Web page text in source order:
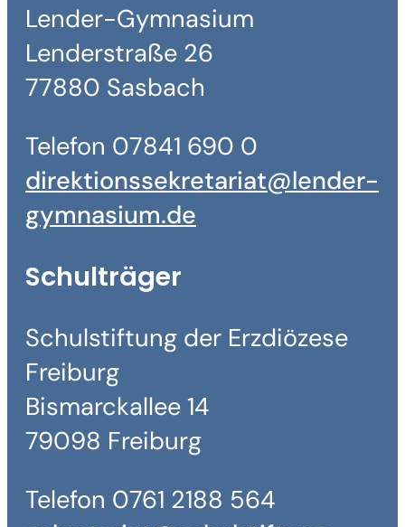
Lender-Gymnasium
Lenderstraße 26
77880 Sasbach
Telefon 07841 690 0
direktionssekretariat@lender-
gymnasium.de
Schulträger
Schulstiftung der Erzdiözese
Freiburg
Bismarckallee 14
79098 Freiburg
Telefon 0761 2188 564